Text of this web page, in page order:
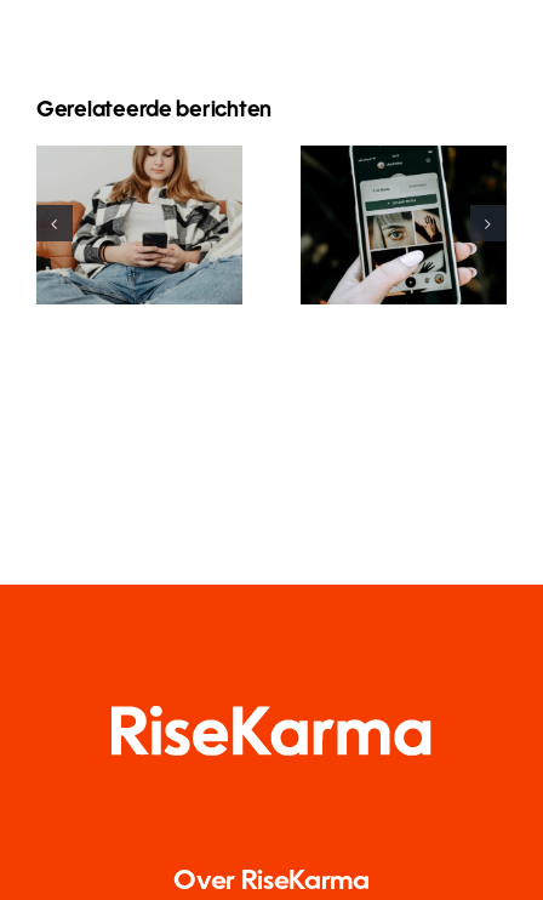
Gerelateerde berichten
Innovative
Strategien
zur
Steigerung
der
Sichtbarkeit
von
Praktiken für
die Nutzung
von
Augmented-
Reality-
Filtern in
Over RiseKarma